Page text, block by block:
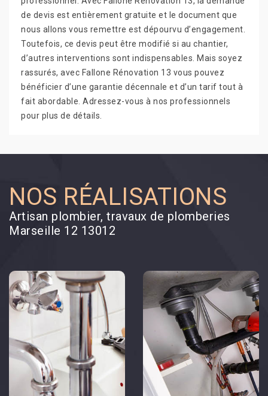
de devis est entièrement gratuite et le document que
nous allons vous remettre est dépourvu d’engagement.
Toutefois, ce devis peut être modifié si au chantier,
d’autres interventions sont indispensables. Mais soyez
rassurés, avec Fallone Rénovation 13 vous pouvez
bénéficier d’une garantie décennale et d’un tarif tout à
fait abordable. Adressez-vous à nos professionnels
pour plus de détails.
NOS RÉALISATIONS
Artisan plombier, travaux de plomberies
Marseille 12 13012